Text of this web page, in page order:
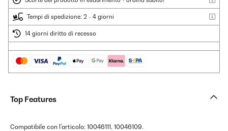
Tempi di spedizione: 2 - 4 giorni
14 giorni diritto di recesso
Top Features
Compatibile con l'articolo: 10046111, 10046109.